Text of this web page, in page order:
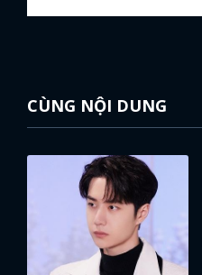
CÙNG NỘI DUNG